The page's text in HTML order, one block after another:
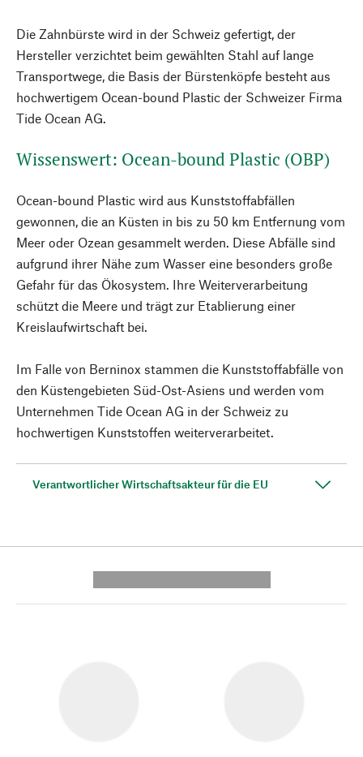
Die Zahnbürste wird in der Schweiz gefertigt, der
Hersteller verzichtet beim gewählten Stahl auf lange
Transportwege, die Basis der Bürstenköpfe besteht aus
hochwertigem Ocean-bound Plastic der Schweizer Firma
Tide Ocean AG.
Wissenswert: Ocean-bound Plastic (OBP)
Ocean-bound Plastic wird aus Kunststoffabfällen
gewonnen, die an Küsten in bis zu 50 km Entfernung vom
Meer oder Ozean gesammelt werden. Diese Abfälle sind
aufgrund ihrer Nähe zum Wasser eine besonders große
Gefahr für das Ökosystem. Ihre Weiterverarbeitung
schützt die Meere und trägt zur Etablierung einer
Kreislaufwirtschaft bei.
Im Falle von Berninox stammen die Kunststoffabfälle von
den Küstengebieten Süd-Ost-Asiens und werden vom
Unternehmen Tide Ocean AG in der Schweiz zu
hochwertigen Kunststoffen weiterverarbeitet.
Verantwortlicher Wirtschaftsakteur für die EU